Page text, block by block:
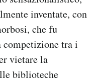
inventate, con
che fu
competizione tra i
vietare la
biblioteche